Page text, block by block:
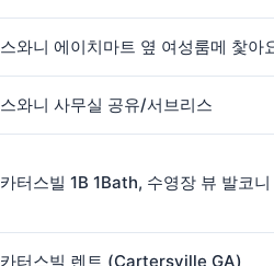
스와니 에이치마트 옆 여성룸메 찿아
스와니 사무실 공유/서브리스
카터스빌 렌트 (Cartersville GA)